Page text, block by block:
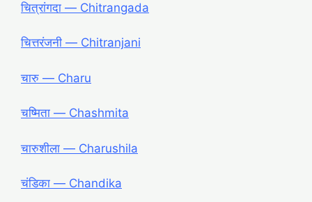
चित्रांगदा ― Chitrangada
चित्तरंजनी ― Chitranjani
चारु ― Charu
चष्मिता ― Chashmita
चारुशीला ― Charushila
चंडिका ― Chandika